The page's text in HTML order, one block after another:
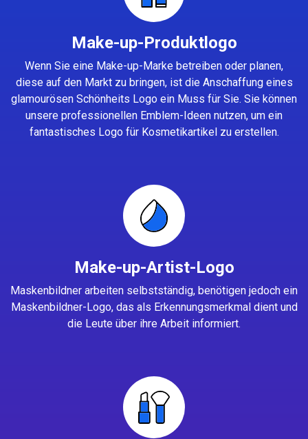
Make-up-Produktlogo
Wenn Sie eine Make-up-Marke betreiben oder planen,
diese auf den Markt zu bringen, ist die Anschaffung eines
glamourösen Schönheits Logo ein Muss für Sie. Sie können
unsere professionellen Emblem-Ideen nutzen, um ein
fantastisches Logo für Kosmetikartikel zu erstellen.
Make-up-Artist-Logo
Maskenbildner arbeiten selbstständig, benötigen jedoch ein
Maskenbildner-Logo, das als Erkennungsmerkmal dient und
die Leute über ihre Arbeit informiert.